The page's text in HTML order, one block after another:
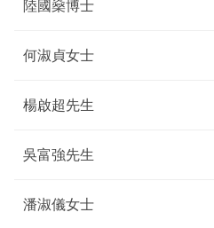
陸國燊博士
何淑貞女士
楊啟超先生
吳富強先生
潘淑儀女士